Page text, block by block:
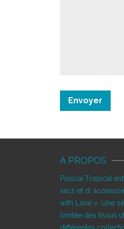
A PROPOS
Poiscaï Tropical
sacs et d’
with Love ». Une
limitée des tissus